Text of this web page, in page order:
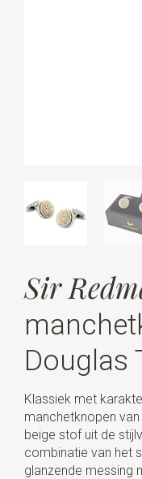
Sir
Douglas
Klassiek met
manchetknopen
beige stof uit de
combinatie van het
glanzende messing